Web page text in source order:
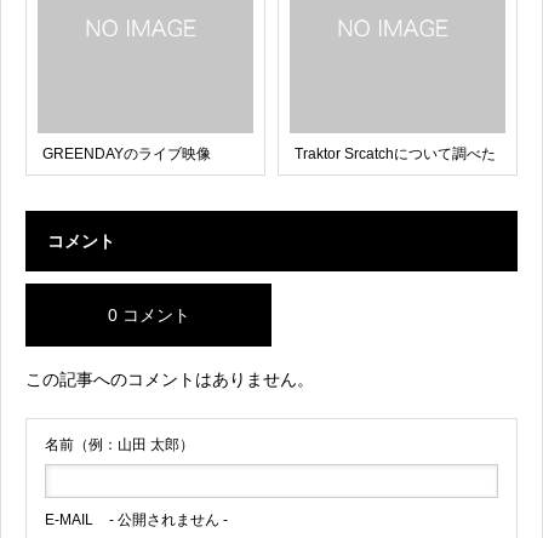
GREENDAYのライブ映像 Traktor Srcatchについて調べた
コメント
0 コメント
この記事へのコメントはありません。
名前（例：山田 太郎）
E-MAIL - 公開されません -